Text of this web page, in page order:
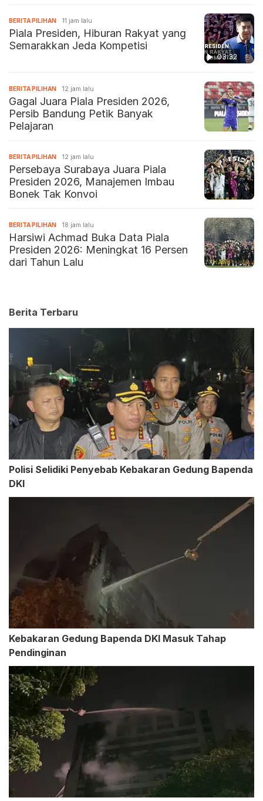
03:32
BERITA PILIHAN 11 jam lalu
Piala Presiden, Hiburan Rakyat yang
Semarakkan Jeda Kompetisi
BERITA PILIHAN 12 jam lalu
Gagal Juara Piala Presiden 2026,
Persib Bandung Petik Banyak
Pelajaran
BERITA PILIHAN 12 jam lalu
Persebaya Surabaya Juara Piala
Presiden 2026, Manajemen Imbau
Bonek Tak Konvoi
BERITA PILIHAN 18 jam lalu
Harsiwi Achmad Buka Data Piala
Presiden 2026: Meningkat 16 Persen
dari Tahun Lalu
Berita Terbaru
Polisi Selidiki Penyebab Kebakaran Gedung Bapenda
DKI
Kebakaran Gedung Bapenda DKI Masuk Tahap
Pendinginan